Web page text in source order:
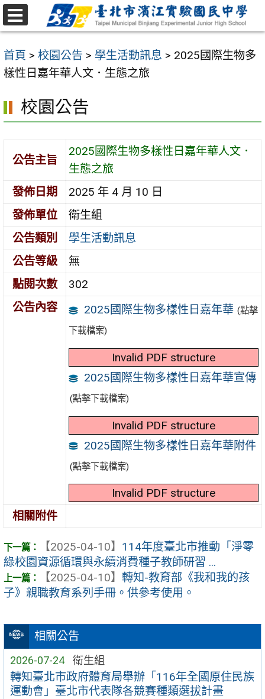
跳
至
要
內
區
首頁 > 校園公告 > 學生活動訊息 > 2025國際生物多
樣性日嘉年華人文．生態之旅
相關公告
2026-07-24 衛生組
轉知臺北市政府體育局舉辦「116年全國原住民族
運動會」臺北市代表隊各競賽種類選拔計畫
校園公告
公告主旨
2025國際生物多樣性日嘉年華人文．
生態之旅
發佈日期
2025 年 4 月 10 日
發佈單位
衛生組
公告類別
學生活動訊息
公告等級
無
點閱次數
302
公告內容
2025國際生物多樣性日嘉年華 (點擊
下載檔案)
Invalid PDF structure
2025國際生物多樣性日嘉年華宣傳
(點擊下載檔案)
Invalid PDF structure
2025國際生物多樣性日嘉年華附件
(點擊下載檔案)
Invalid PDF structure
相關附件
【2025-04-10】 114年度臺北市推動「淨零
綠校園資源循環與永續消費種子教師研習 ...
【2025-04-10】 轉知-教育部《我和我的孩
子》親職教育系列手冊。供參考使用。
選
單